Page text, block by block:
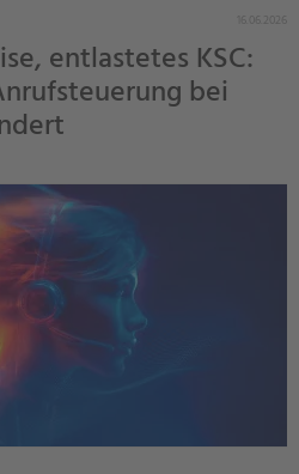
entlastetes KSC:
bei